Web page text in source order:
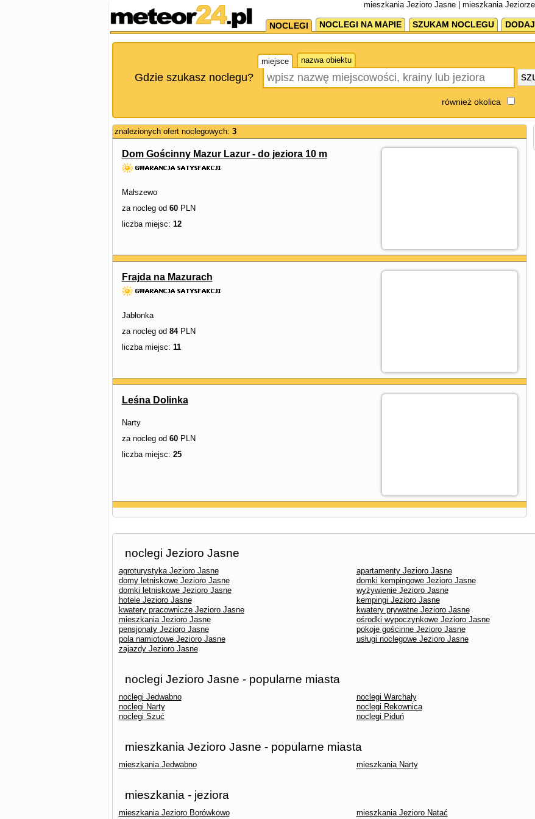
mieszkania Jezioro Jasne | mieszkania
NOCLEGI NOCLEGI NA MAPIE SZUKAM NOCLEGU
miejsce nazwa obiektu
Gdzie szukasz noclegu?
również okolica
znalezionych ofert noclegowych: 3
Dom Gościnny Mazur Lazur - do jeziora 10 m
Małszewo
za nocleg od 60PLN
liczba miejsc: 12
Frajda na Mazurach
Jabłonka
za nocleg od 84PLN
liczba miejsc: 11
Leśna Dolinka
Narty
za nocleg od 60PLN
liczba miejsc: 25
noclegi Jezioro Jasne
agroturystyka Jezioro Jasne
apartamenty Jezioro Jasne
domy letniskowe Jezioro Jasne
domki kempingowe Jezioro Jasne
domki letniskowe Jezioro Jasne
wyżywienie Jezioro Jasne
hotele Jezioro Jasne
kempingi Jezioro Jasne
kwatery pracownicze Jezioro Jasne
kwatery prywatne Jezioro Jasne
mieszkania Jezioro Jasne
ośrodki wypoczynkowe Jezioro Jasne
pensjonaty Jezioro Jasne
pokoje gościnne Jezioro Jasne
pola namiotowe Jezioro Jasne
usługi noclegowe Jezioro Jasne
zajazdy Jezioro Jasne
noclegi Jezioro Jasne - popularne miasta
noclegi Jedwabno
noclegi Warchały
noclegi Narty
noclegi Rekownica
noclegi Szuć
noclegi Piduń
mieszkania Jezioro Jasne - popularne miasta
mieszkania Jedwabno mieszkania Narty
mieszkania - jeziora
mieszkania Jezioro Borówkowo
mieszkania Jezioro Natać